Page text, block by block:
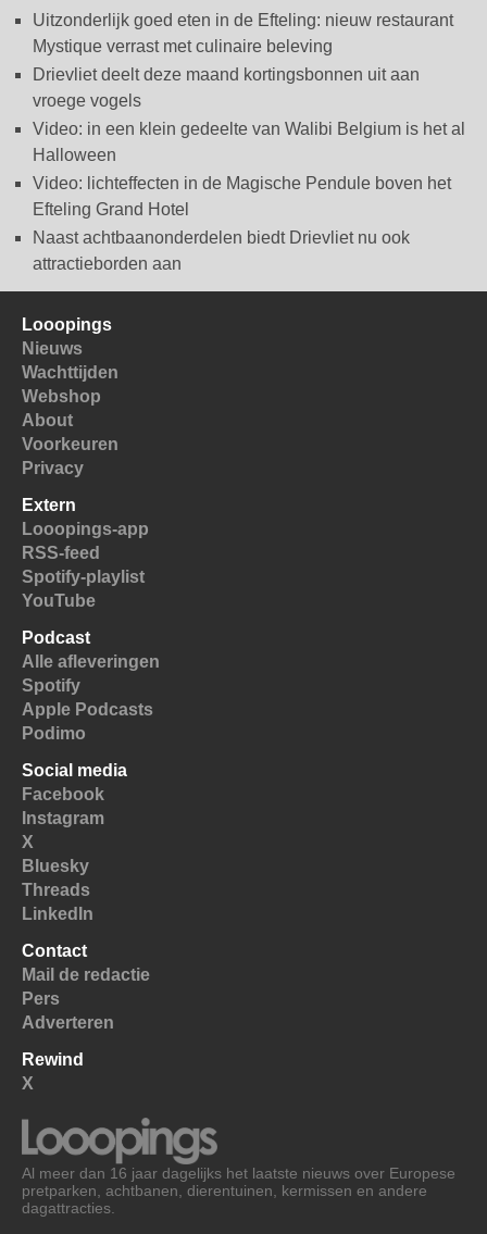
Uitzonderlijk goed eten in de Efteling: nieuw restaurant
Mystique verrast met culinaire beleving
Drievliet deelt deze maand kortingsbonnen uit aan
vroege vogels
Video: in een klein gedeelte van Walibi Belgium is het al
Halloween
Video: lichteffecten in de Magische Pendule boven het
Efteling Grand Hotel
Naast achtbaanonderdelen biedt Drievliet nu ook
attractieborden aan
Looopings
Nieuws
Wachttijden
Webshop
About
Voorkeuren
Privacy
Extern
Looopings-app
RSS-feed
Spotify-playlist
YouTube
Podcast
Alle afleveringen
Spotify
Apple Podcasts
Podimo
Social media
Facebook
Instagram
X
Bluesky
Threads
LinkedIn
Contact
Mail de redactie
Pers
Adverteren
Rewind
X
Al meer dan 16 jaar dagelijks het laatste nieuws over Europese
pretparken, achtbanen, dierentuinen, kermissen en andere
dagattracties.